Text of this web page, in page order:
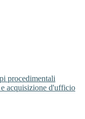
procedimentali
acquisizione d'ufficio